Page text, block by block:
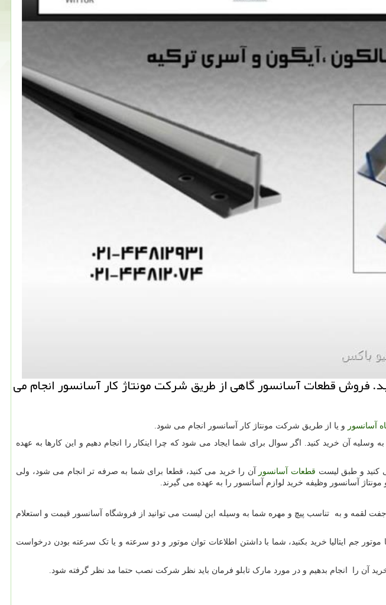
فروش قطعات آسانسور گاهی از طریق شركت مونتاژ كار آسانسور انجام می
آسانسور و یا از طریق شرکت مونتاژ کار آسانسور انجام می شود.
وسلیه آن خرید کنید. اگر سوال برای شما ایجاد می شود که چرا اینکار را انجام دهیم و این کارها به عهده
کنید و طبق لیست قطعات آسانسور
آن را خرید می کنید، قطعا برای شما به صرفه تر انجام می شود، ولی
آسانسور وظیفه خرید لوازم آسانسور را به عهده می گیرند.
به تناسب پیچ و مهره شما به وسیله این لیست می توانید از فروشگاه آسانسور قیمت و استعلام
موتور جم
ایتالیا خرید بکنید، شما با داشتن اطلاعات توان موتور و دو سرعته و یا تک سرعته بودن درخواست
آن را
انجام بدهیم و در مورد مارک تابلو فرمان باید نظر شرکت نصب حتما مد نظر گرفته شود.